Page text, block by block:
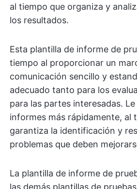
al tiempo que organiza y
los resultados.
Esta plantilla de informe de
tiempo al proporcionar un
comunicación sencillo y
adecuado tanto para los
para las partes interesadas.
informes más rápidamente, al
garantiza la identificación y
problemas que deben
La plantilla de informe de
las demás plantillas de